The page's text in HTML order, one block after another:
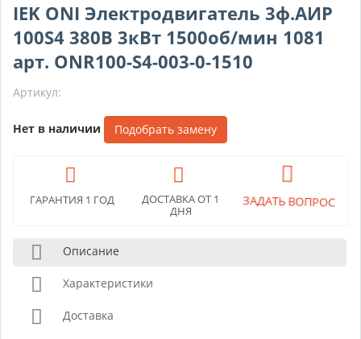
IEK ONI Электродвигатель 3ф.АИР
100S4 380В 3кВт 1500об/мин 1081
арт. ONR100-S4-003-0-1510
Артикул:
Нет в наличии Подобрать замену
ГАРАНТИЯ 1 ГОД
ДОСТАВКА ОТ 1
ДНЯ
ЗАДАТЬ ВОПРОС
Описание
Характеристики
Доставка